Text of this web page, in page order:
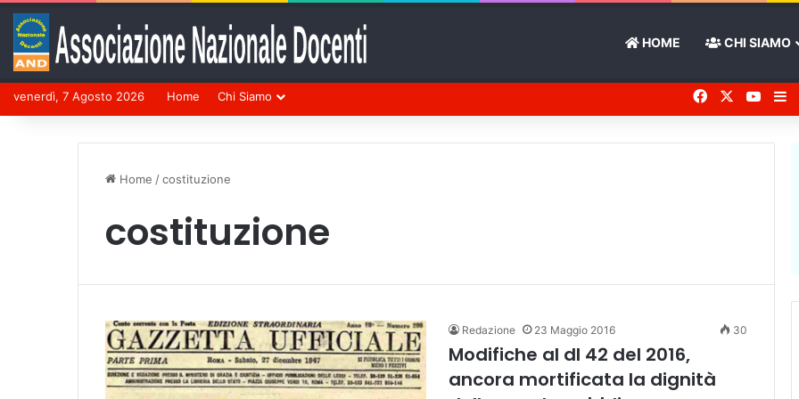
HOME CHI SIAMO
venerdì, 7 Agosto 2026 Home Chi Siamo FacebookYou
Home /costituzione
costituzione
Redazione 23 Maggio 2016 30
Modifiche al dl 42 del 2016,
ancora mortificata la dignità